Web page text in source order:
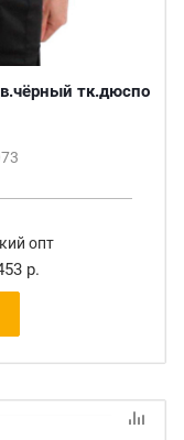
тк.дюспо
опт
р.